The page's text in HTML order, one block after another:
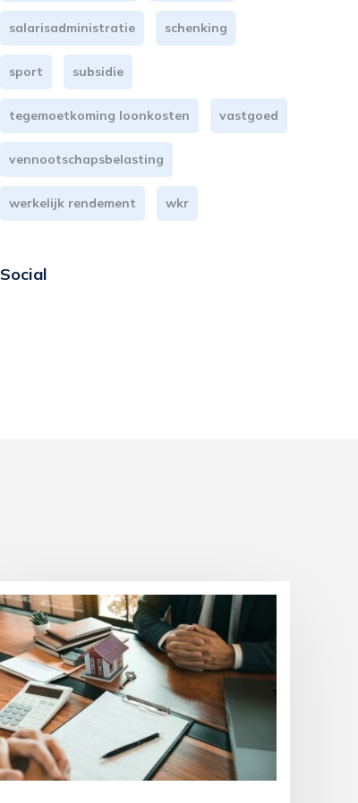
salarisadministratie schenking
sport subsidie
tegemoetkoming loonkosten vastgoed
vennootschapsbelasting
werkelijk rendement wkr
Social